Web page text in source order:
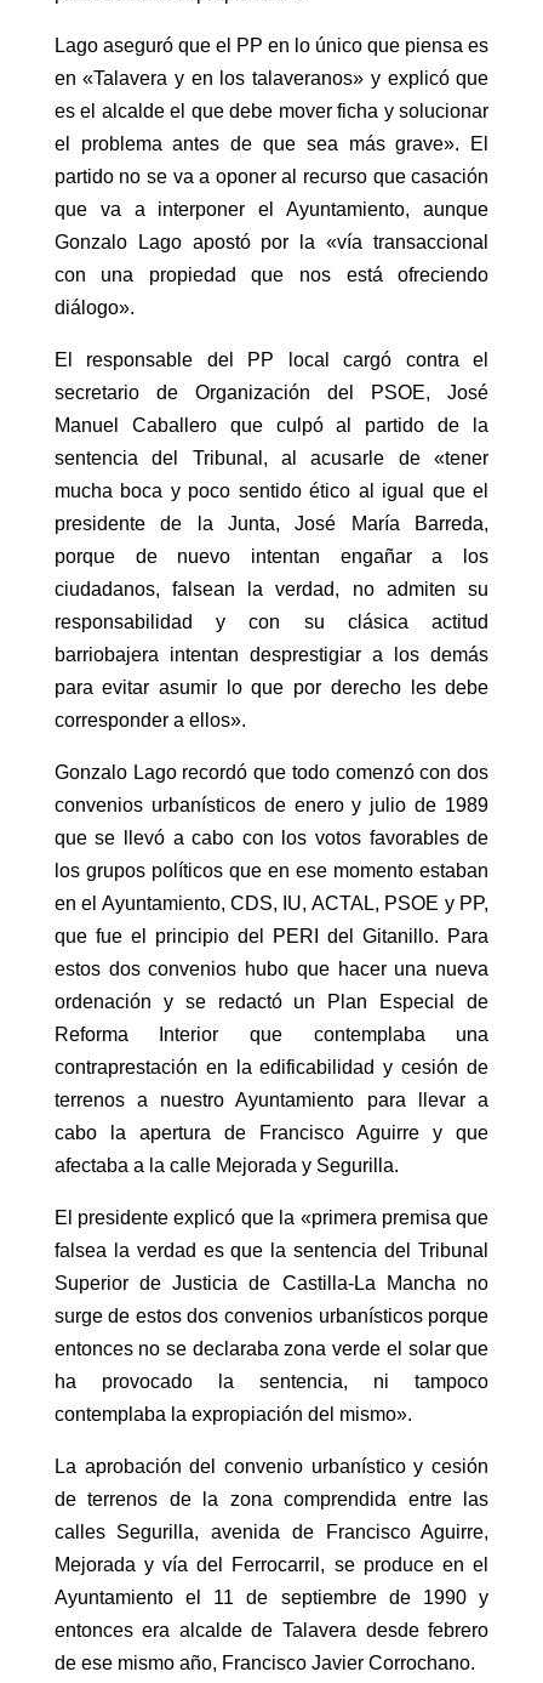
Lago aseguró que el PP en lo único que piensa es
en «Talavera y en los talaveranos» y explicó que
es el alcalde el que debe mover ficha y solucionar
el problema antes de que sea más grave». El
partido no se va a oponer al recurso que casación
que va a interponer el Ayuntamiento, aunque
Gonzalo Lago apostó por la «vía transaccional
con una propiedad que nos está ofreciendo
diálogo».
El responsable del PP local cargó contra el
secretario de Organización del PSOE, José
Manuel Caballero que culpó al partido de la
sentencia del Tribunal, al acusarle de «tener
mucha boca y poco sentido ético al igual que el
presidente de la Junta, José María Barreda,
porque de nuevo intentan engañar a los
ciudadanos, falsean la verdad, no admiten su
responsabilidad y con su clásica actitud
barriobajera intentan desprestigiar a los demás
para evitar asumir lo que por derecho les debe
corresponder a ellos».
Gonzalo Lago recordó que todo comenzó con dos
convenios urbanísticos de enero y julio de 1989
que se llevó a cabo con los votos favorables de
los grupos políticos que en ese momento estaban
en el Ayuntamiento, CDS, IU, ACTAL, PSOE y PP,
que fue el principio del PERI del Gitanillo. Para
estos dos convenios hubo que hacer una nueva
ordenación y se redactó un Plan Especial de
Reforma Interior que contemplaba una
contraprestación en la edificabilidad y cesión de
terrenos a nuestro Ayuntamiento para llevar a
cabo la apertura de Francisco Aguirre y que
afectaba a la calle Mejorada y Segurilla.
El presidente explicó que la «primera premisa que
falsea la verdad es que la sentencia del Tribunal
Superior de Justicia de Castilla-La Mancha no
surge de estos dos convenios urbanísticos porque
entonces no se declaraba zona verde el solar que
ha provocado la sentencia, ni tampoco
contemplaba la expropiación del mismo».
La aprobación del convenio urbanístico y cesión
de terrenos de la zona comprendida entre las
calles Segurilla, avenida de Francisco Aguirre,
Mejorada y vía del Ferrocarril, se produce en el
Ayuntamiento el 11 de septiembre de 1990 y
entonces era alcalde de Talavera desde febrero
de ese mismo año, Francisco Javier Corrochano.